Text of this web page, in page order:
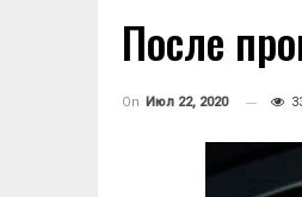
После
On Июл 22, 2020